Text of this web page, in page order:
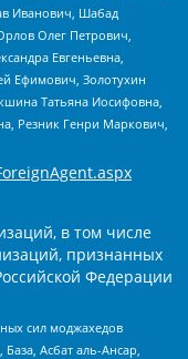
Иванович, Шабад
Олег Петрович,
Евгеньевна,
Ефимович, Золотухин
Татьяна Иосифовна,
Резник Генри Маркович,
в том числе
признанных
Федерации
сил моджахедов
Асбат аль-Ансар,